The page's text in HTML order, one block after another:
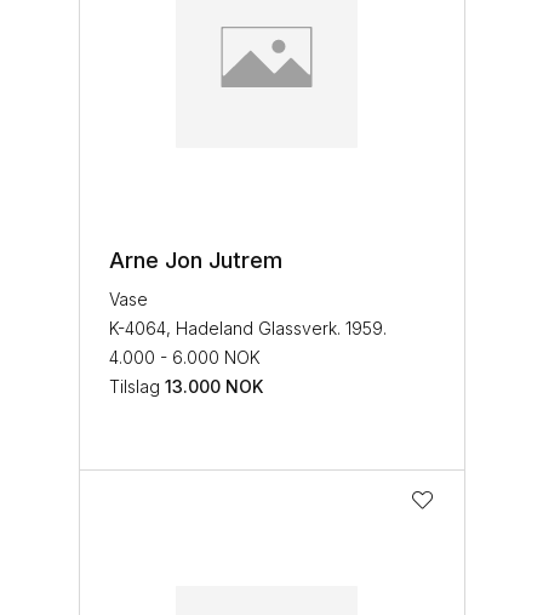
Arne Jon Jutrem
Vase
K-4064, Hadeland Glassverk. 1959.
4.000 - 6.000 NOK
Tilslag 13.000 NOK